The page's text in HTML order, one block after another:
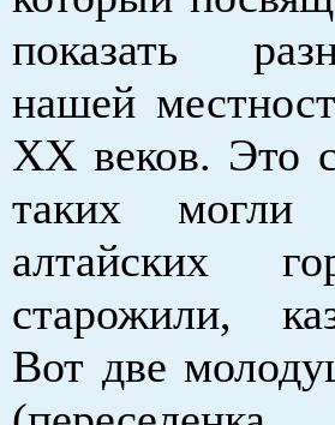
показать
нашей
XX веков. Это
таких
алтайских
старожили,
Вот две